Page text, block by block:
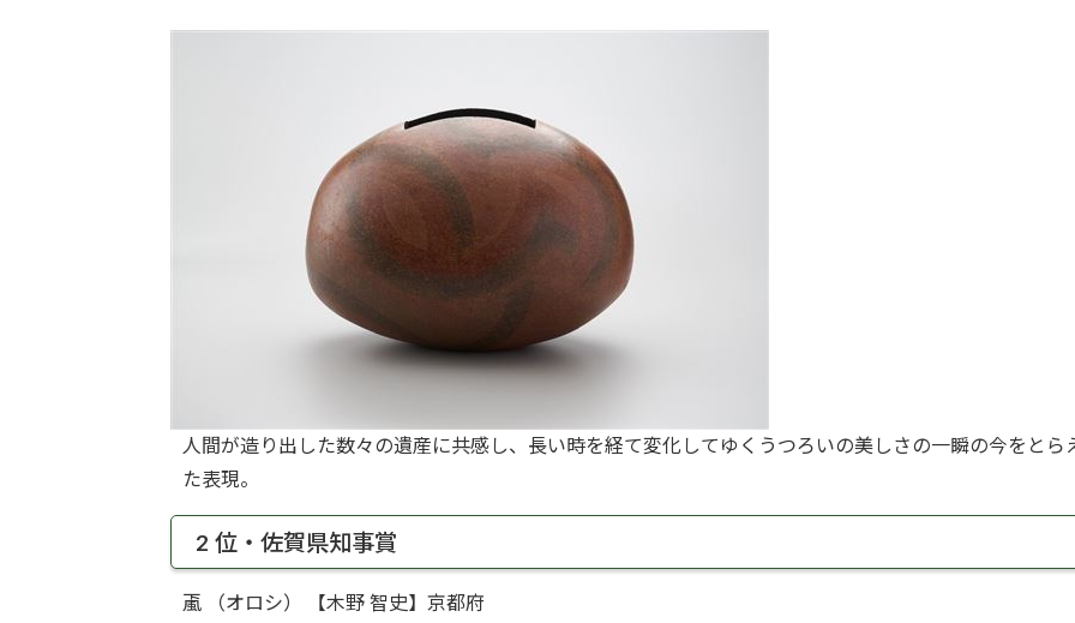
人間が造り出した数々の遺産に共感し、長い時を経て変化してゆくうつろいの美しさの一瞬の今をとら
た表現。
2 位・佐賀県知事賞
颪 （オロシ） 【木野 智史】京都府